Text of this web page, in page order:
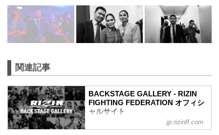
関連記事
BACKSTAGE GALLERY - RIZIN
FIGHTING FEDERATION オフィシ
ャルサイト
BACKSTAGE GALLERY の記事一覧 - 格
jp.rizinff.com